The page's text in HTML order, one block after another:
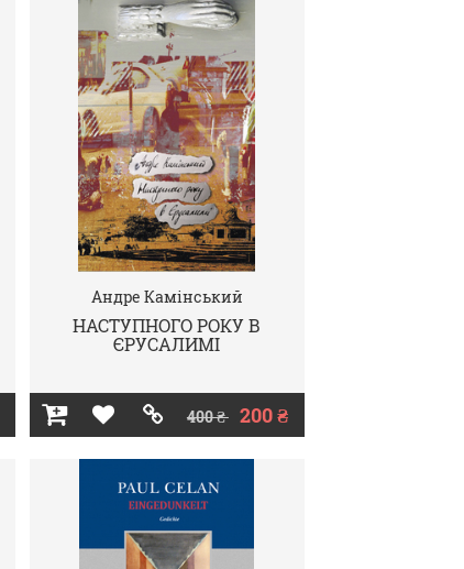
Андре Камінський
НАСТУПНОГО РОКУ В
ЄРУСАЛИМІ
400 ₴ 200 ₴